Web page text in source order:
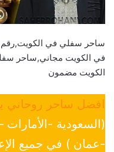
ساحر سفلي في
في الكويت مجاني,ساحر
الكويت مضمون
افضل ساحر روحاني
(السعودية -
-عمان ) في جميع